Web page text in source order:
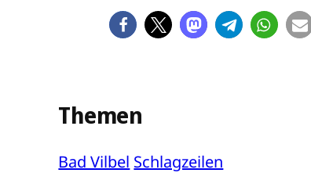
Themen
Bad Vilbel Schlagzeilen